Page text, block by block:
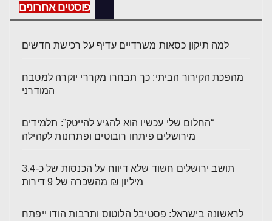
פוסטים אחרונים
למה תיקון כסאות משרדיים עדיף על רכישת חדשים
מהפכת הקירור הביתי: כך תבחרו מקררי יוקרה למטבח
המודרני
“החלום שלי עכשיו הוא להגיע להייטק”: תלמידים
מירושלים פיתחו רובוטים ופתרונות לקהילה
תושב ירושלים חשוד שלא דיווח על הכנסות של כ-3.4
מיליון ₪ מהשכרה של 9 דירות
לראשונה בישראל: פסטיבל הלוטוס ותרבות הודו ייפתח